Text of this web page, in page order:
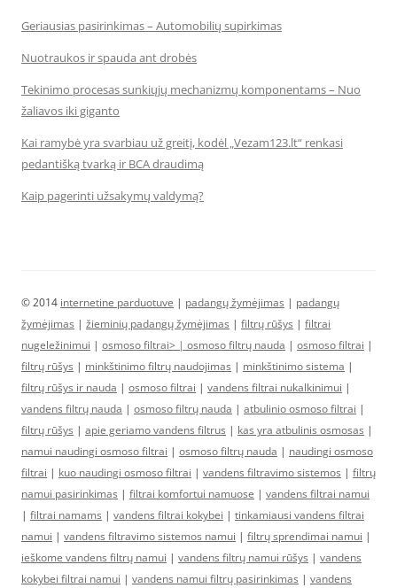
Geriausias pasirinkimas – Automobilių supirkimas
Nuotraukos ir spauda ant drobės
Tekinimo procesas sunkiųjų mechanizmų komponentams – Nuo
žaliavos iki giganto
Kai ramybė yra svarbiau už greitį, kodėl „Vezam123.lt“ renkasi
pedantišką tvarką ir BCA draudimą
Kaip pagerinti užsakymų valdymą?
© 2014 internetine parduotuve | padangų žymėjimas | padangų
žymėjimas | žieminių padangų žymėjimas | filtrų rūšys | filtrai
nugeležinimui | osmoso filtrai> | osmoso filtrų nauda | osmoso filtrai |
filtrų rūšys | minkštinimo filtrų naudojimas | minkštinimo sistema |
filtrų rūšys ir nauda | osmoso filtrai | vandens filtrai nukalkinimui |
vandens filtrų nauda | osmoso filtrų nauda | atbulinio osmoso filtrai |
filtrų rūšys | apie geriamo vandens filtrus | kas yra atbulinis osmosas |
namui naudingi osmoso filtrai | osmoso filtrų nauda | naudingi osmoso
filtrai | kuo naudingi osmoso filtrai | vandens filtravimo sistemos | filtrų
namui pasirinkimas | filtrai komfortui namuose | vandens filtrai namui
| filtrai namams | vandens filtrai kokybei | tinkamiausi vandens filtrai
namui | vandens filtravimo sistemos namui | filtrų sprendimai namui |
ieškome vandens filtrų namui | vandens filtrų namui rūšys | vandens
kokybei filtrai namui | vandens namui filtrų pasirinkimas | vandens